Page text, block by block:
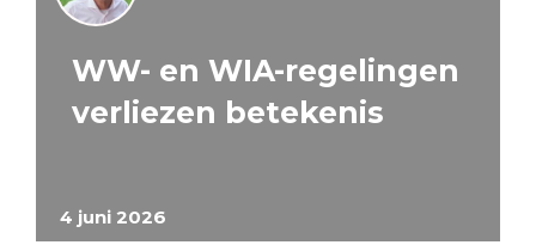
4 juni 2026
WW- en WIA-regelingen
verliezen betekenis